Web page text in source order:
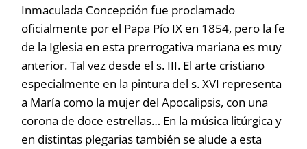
Inmaculada Concepción fue proclamado
oficialmente por el Papa Pío IX en 1854, pero la fe
de la Iglesia en esta prerrogativa mariana es muy
anterior. Tal vez desde el s. III. El arte cristiano
especialmente en la pintura del s. XVI representa
a María como la mujer del Apocalipsis, con una
corona de doce estrellas… En la música litúrgica y
en distintas plegarias también se alude a esta